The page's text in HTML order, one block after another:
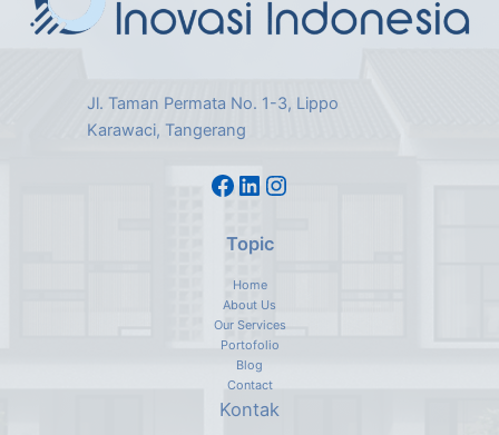
Jl. Taman Permata No. 1-3, Lippo
Karawaci, Tangerang
Topic
Home
About Us
Our Services
Portofolio
Blog
Contact
Kontak